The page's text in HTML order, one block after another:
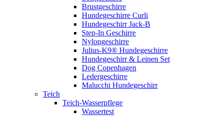
Brustgeschirre
Hundegeschirre Curli
Hundegeschirr Jack-B
Step-In Geschirre
Nylongeschirre
Julius-K9® Hundegeschirre
Hundegeschirr & Leinen Set
Dog Copenhagen
Ledergeschirre
Malucchi Hundegeschirr
Teich
Teich-Wasserpflege
Wassertest